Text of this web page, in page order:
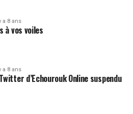
a 8 ans
à vos voiles
a 8 ans
d’Echourouk Online suspendu